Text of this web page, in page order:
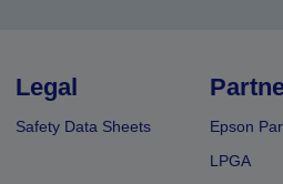
Legal
Safety Data Sheets
Epson
LPGA